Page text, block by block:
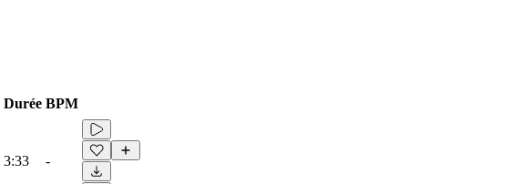
Durée BPM
3:33 -